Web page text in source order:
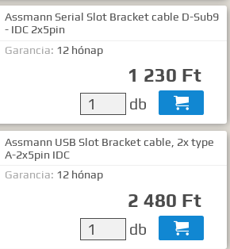
esetben használhatja az idézőjeleket:
"szó1 szó2 szó..."
Assmann Serial Slot Bracket cable D-Sub9
- IDC 2x5pin
Garancia: 12 hónap
1 230 Ft
db 
Assmann USB Slot Bracket cable, 2x type
A-2x5pin IDC
Garancia: 12 hónap
2 480 Ft
db 